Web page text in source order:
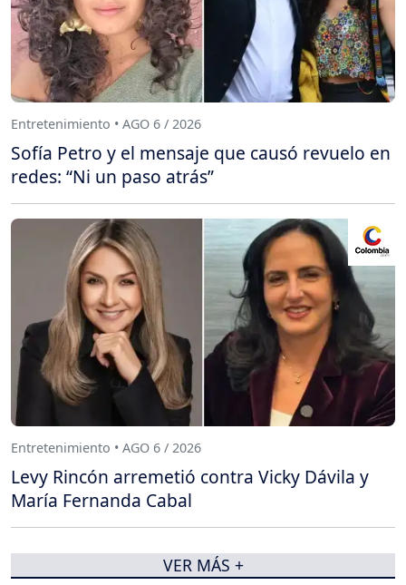
Entretenimiento • AGO 6 / 2026
Sofía Petro y el mensaje que causó revuelo en
redes: “Ni un paso atrás”
Entretenimiento • AGO 6 / 2026
Levy Rincón arremetió contra Vicky Dávila y
María Fernanda Cabal
VER MÁS +